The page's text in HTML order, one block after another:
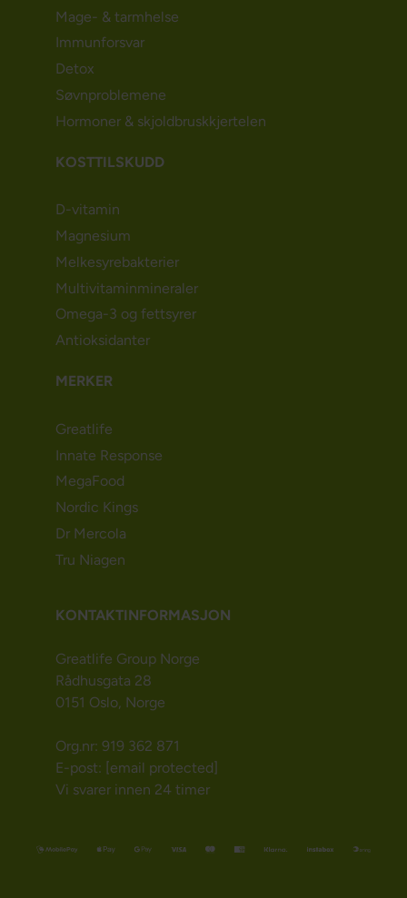
Mage- & tarmhelse
Immunforsvar
Detox
Søvnproblemene
Hormoner & skjoldbruskkjertelen
KOSTTILSKUDD
D-vitamin
Magnesium
Melkesyrebakterier
Multivitaminmineraler
Omega-3 og fettsyrer
Antioksidanter
MERKER
Greatlife
Innate Response
MegaFood
Nordic Kings
Dr Mercola
Tru Niagen
KONTAKTINFORMASJON
Greatlife Group Norge
Rådhusgata 28
0151 Oslo, Norge
Org.nr: 919 362 871
E-post: [email protected]
Vi svarer innen 24 timer